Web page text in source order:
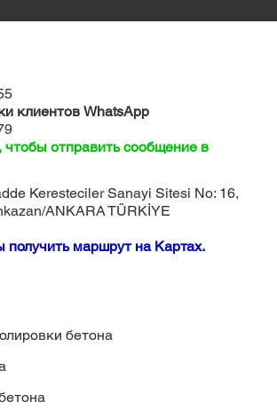
клиентов WhatsApp
отправить сообщение в
Keresteciler Sanayi Sitesi No: 16,
ANKARA TÜRKİYE
маршрут на Картах.
бетона